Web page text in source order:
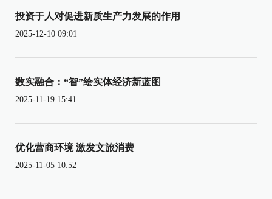
投资于人对促进新质生产力发展的作用
2025-12-10 09:01
数实融合：“智”绘实体经济新蓝图
2025-11-19 15:41
优化营商环境 激发文旅消费
2025-11-05 10:52